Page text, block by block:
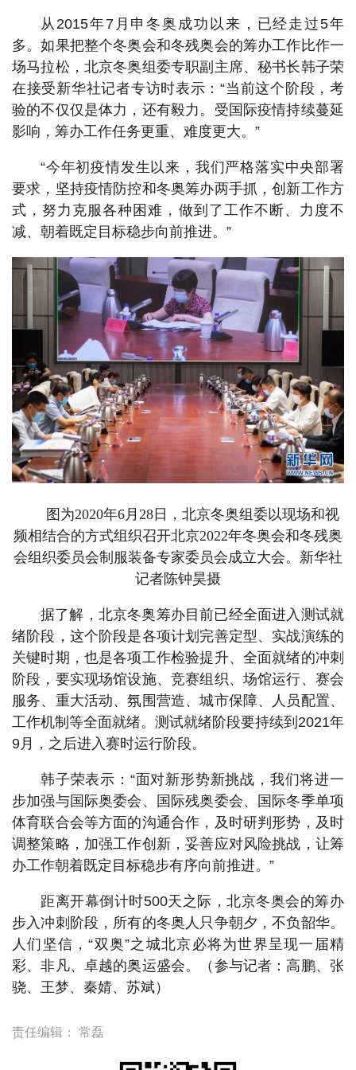
从2015年7月申冬奥成功以来，已经走过5年
多。如果把整个冬奥会和冬残奥会的筹办工作比作一
场马拉松，北京冬奥组委专职副主席、秘书长韩子荣
在接受新华社记者专访时表示：“当前这个阶段，考
验的不仅仅是体力，还有毅力。受国际疫情持续蔓延
影响，筹办工作任务更重、难度更大。”
“今年初疫情发生以来，我们严格落实中央部署
要求，坚持疫情防控和冬奥筹办两手抓，创新工作方
式，努力克服各种困难，做到了工作不断、力度不
减、朝着既定目标稳步向前推进。”
图为2020年6月28日，北京冬奥组委以现场和视
频相结合的方式组织召开北京2022年冬奥会和冬残奥
会组织委员会制服装备专家委员会成立大会。新华社
记者陈钟昊摄
据了解，北京冬奥筹办目前已经全面进入测试就
绪阶段，这个阶段是各项计划完善定型、实战演练的
关键时期，也是各项工作检验提升、全面就绪的冲刺
阶段，要实现场馆设施、竞赛组织、场馆运行、赛会
服务、重大活动、氛围营造、城市保障、人员配置、
工作机制等全面就绪。测试就绪阶段要持续到2021年
9月，之后进入赛时运行阶段。
韩子荣表示：“面对新形势新挑战，我们将进一
步加强与国际奥委会、国际残奥委会、国际冬季单项
体育联合会等方面的沟通合作，及时研判形势，及时
调整策略，加强工作创新，妥善应对风险挑战，让筹
办工作朝着既定目标稳步有序向前推进。”
距离开幕倒计时500天之际，北京冬奥会的筹办
步入冲刺阶段，所有的冬奥人只争朝夕，不负韶华。
人们坚信，“双奥”之城北京必将为世界呈现一届精
彩、非凡、卓越的奥运盛会。（参与记者：高鹏、张
骁、王梦、秦婧、苏斌）
责任编辑： 常磊